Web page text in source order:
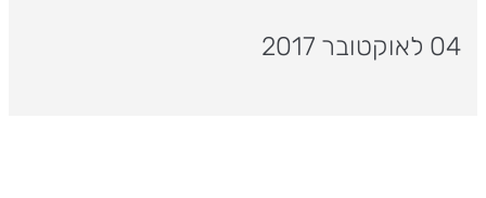
04 לאוקטובר 2017